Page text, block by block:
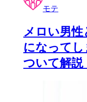
モテ
メロい男
になって
ついて解説